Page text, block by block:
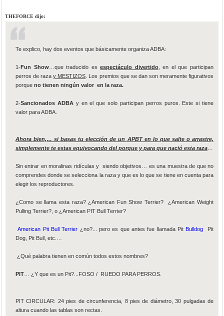
THEFORCE dijo:
Te explico, hay dos eventos que básicamente organiza ADBA:
1-Fun Show…que traducido esespectáculo divertido, en el que participan
perros de razay MESTIZOS . Los premios que se dan son meramente figurativos
porque no tienen ningún valor en la raza.
2-Sancionados ADBA y en el que solo participan perros puros. Este si tiene
valor para ADBA.
Ahora bien,… si basas tu elección de un APBT en lo que salte o arrastre,
simplemente te estas equivocando del porque y para que nació esta raza…
Sin entrar en moralinas ridículas y siendo objetivos… es una muestra de que no
comprendes donde se selecciona la raza y que es lo que se tiene en cuenta para
elegir los reproductores.
¿Como se llama esta raza? ¿American Fun Show Terrier? ¿American Weight
Pulling Terrier?, o ¿American PIT Bull Terrier?
American Pit Bull Terrier ¿no?... pero es que antes fue llamada Pit Bulldog Pit
Dog, Pit Bull, etc.…
¿Qué palabra tienen en común todos estos nombres?
PIT … ¿Y que es un Pit?...FOSO / RUEDO PARA PERROS.
PIT CIRCULAR: 24 pies de circunferencia, 8 pies de diámetro, 30 pulgadas de
altura cuando las tablas son rectas.